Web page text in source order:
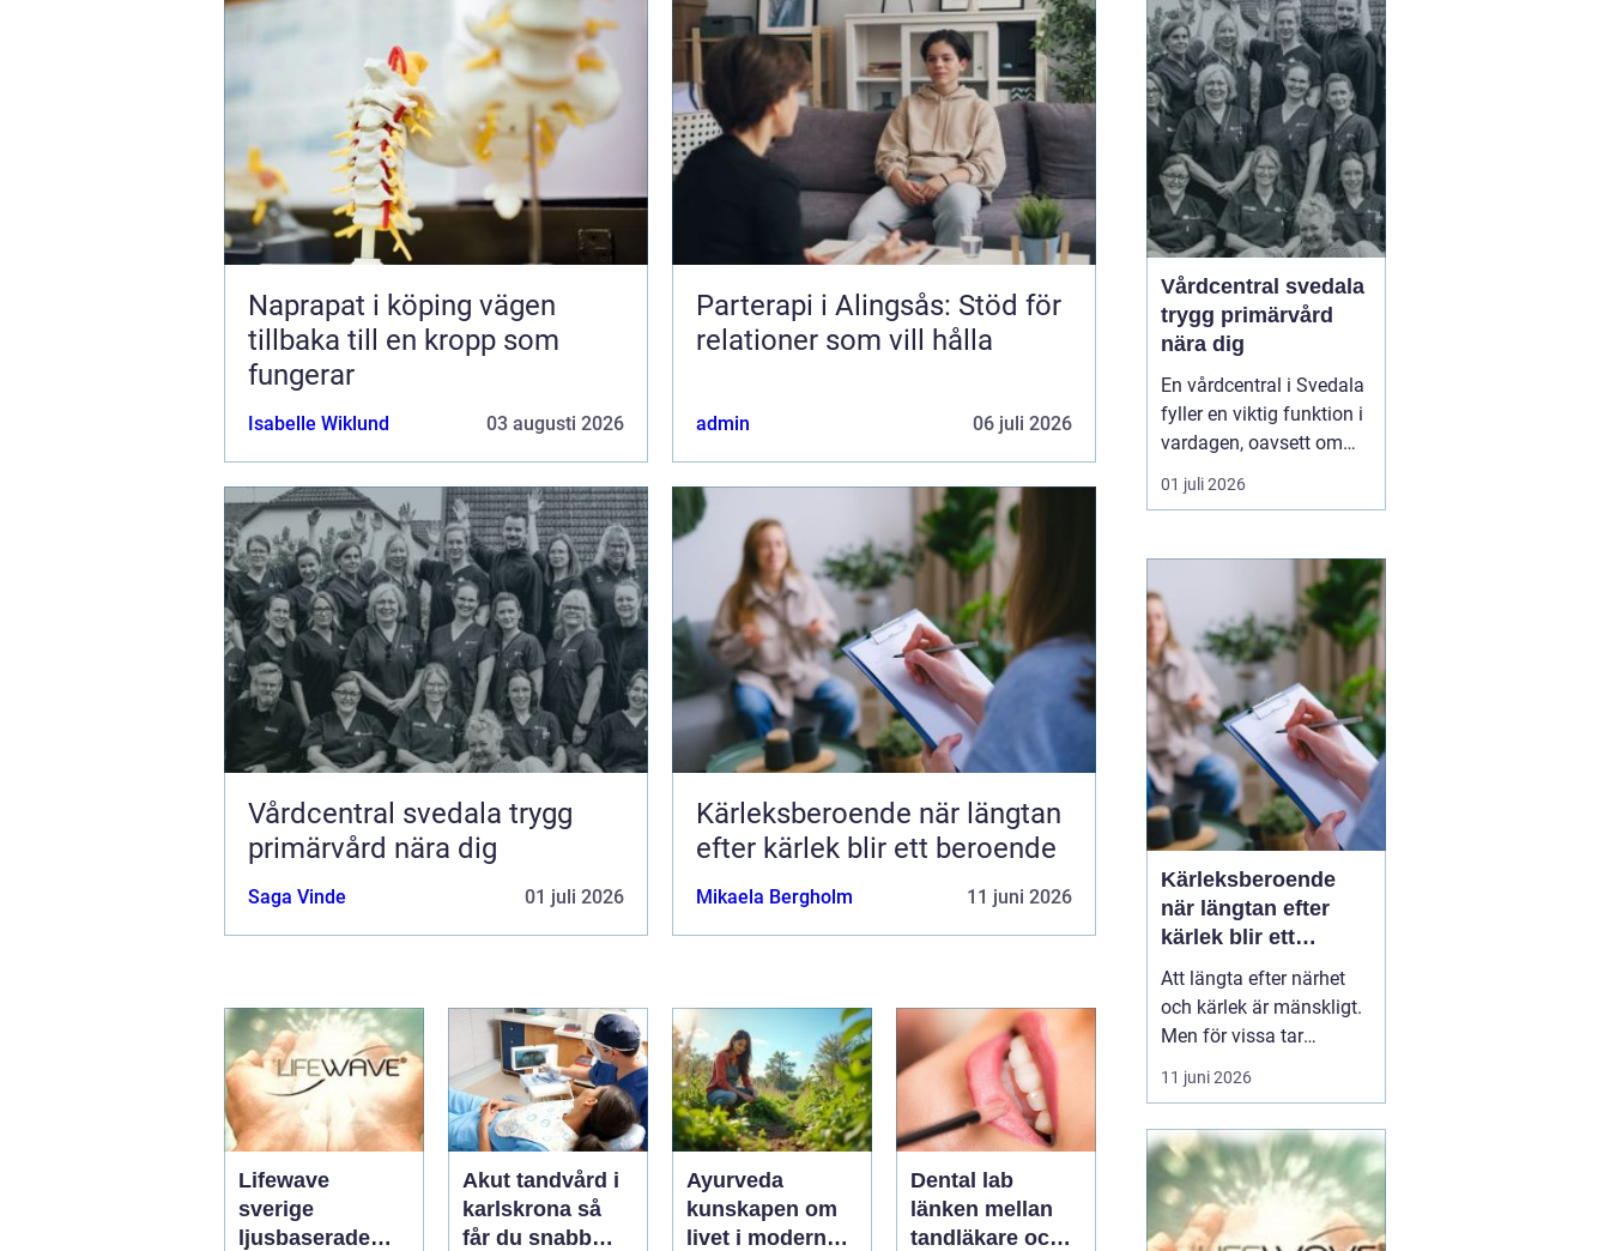
Naprapat i köping vägen
tillbaka till en kropp som
fungerar
Isabelle Wiklund 03 augusti 2026
Parterapi i Alingsås: Stöd för
relationer som vill hålla
admin 06 juli 2026
Vårdcentral svedala trygg
primärvård nära dig
Saga Vinde 01 juli 2026
Kärleksberoende när längtan
efter kärlek blir ett beroende
Mikaela Bergholm 11 juni 2026
Lifewave
sverige
ljusbaserade
Akut tandvård i
karlskrona så
får du snabb
Ayurveda
kunskapen om
livet i modern
Dental lab
länken mellan
tandläkare och
konflikter upprepas,
tystnaden växer eller
avståndet kä...
Vårdcentral svedala
trygg primärvård
nära dig
En vårdcentral i Svedala
fyller en viktig funktion i
vardagen, oavsett om
det handlar om akuta
infektioner, långvariga
kring barnhälsa och
graviditet. När vården
samlas under ett tak blir
vägen mellan olika
mottagningar kortare...
01 juli 2026
Kärleksberoende
när längtan efter
kärlek blir ett
beroende
Att längta efter närhet
och kärlek är mänskligt.
Men för vissa tar
längtan över helt.
Relationer, förälskelser
rätta blir viktigare än
jobb, vänner, hälsa och
till och med den egna
säkerheten. Då handlar
11 juni 2026